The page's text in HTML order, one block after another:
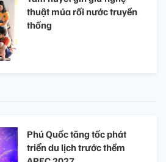
thuật múa rối nước truyền
thống
Phú Quốc tăng tốc phát
triển du lịch trước thềm